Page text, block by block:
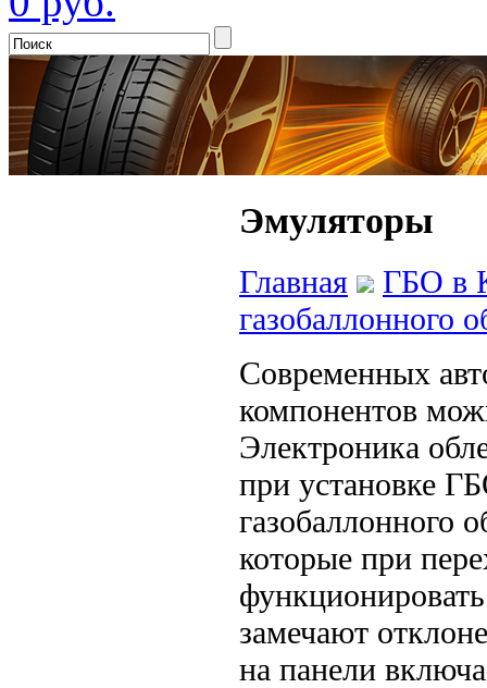
Эмуляторы
Главная
ГБО в
газобаллонного
Современных
компонентов
Электроника
при установке
газобаллонного
которые при
замечают
на панели